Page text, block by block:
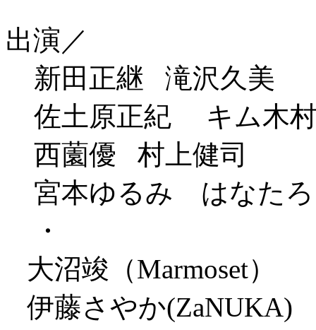
出演／
新田正継 滝沢久美
佐土原正紀 キム木
西薗優 村上健司
宮本ゆるみ はなた
・
大沼竣（Marmoset）
伊藤さやか(ZaNUKA)